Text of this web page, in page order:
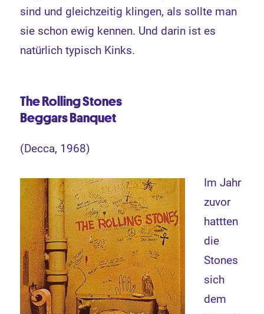
sind und gleichzeitig klingen, als sollte man
sie schon ewig kennen. Und darin ist es
natürlich typisch Kinks.
TheRolling Stones
Beggars Banquet
(Decca, 1968)
Im Jahr
zuvor
hattten
die
Stones
sich
dem